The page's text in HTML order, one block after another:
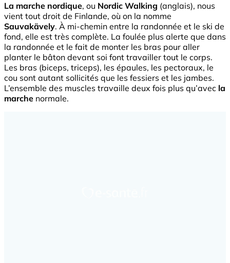
La marche nordique, ou Nordic Walking (anglais), nous
vient tout droit de Finlande, où on la nomme
Sauvakävely. À mi-chemin entre la randonnée et le ski de
fond, elle est très complète. La foulée plus alerte que dans
la randonnée et le fait de monter les bras pour aller
planter le bâton devant soi font travailler tout le corps.
Les bras (biceps, triceps), les épaules, les pectoraux, le
cou sont autant sollicités que les fessiers et les jambes.
L’ensemble des muscles travaille deux fois plus qu’avec la
marche normale.